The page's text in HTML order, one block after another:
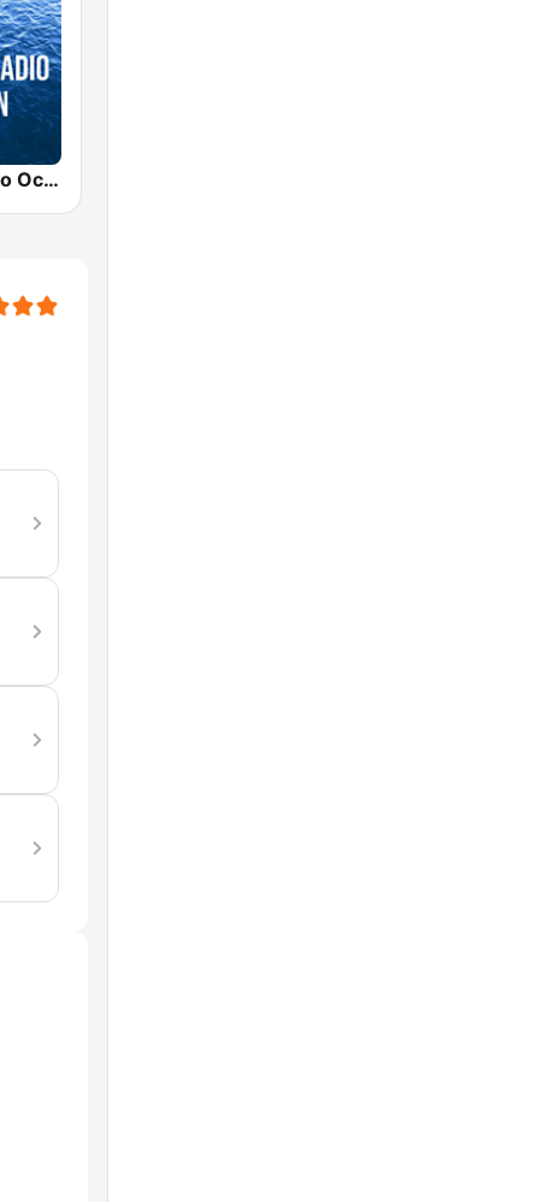
Nature Radio Ocean